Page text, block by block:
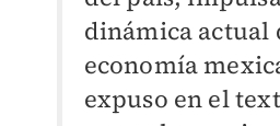
dinámica actual
economía
expuso en el